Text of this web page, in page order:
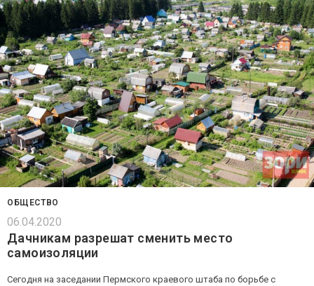
ОБЩЕСТВО
06.04.2020
Дачникам разрешат сменить место
самоизоляции
Сегодня на заседании Пермского краевого штаба по борьбе с